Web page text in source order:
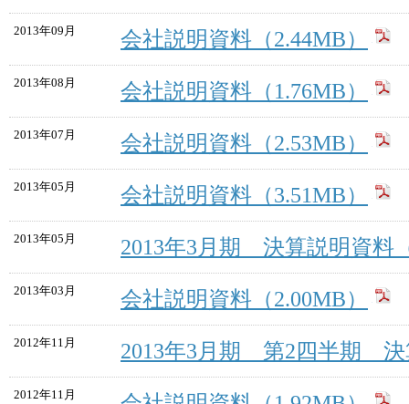
2013年09月 会社説明資料（2.44MB）
2013年08月 会社説明資料（1.76MB）
2013年07月 会社説明資料（2.53MB）
2013年05月 会社説明資料（3.51MB）
2013年05月 2013年3月期 決算説明資料
2013年03月 会社説明資料（2.00MB）
2012年11月 2013年3月期 第2四半期 決
2012年11月